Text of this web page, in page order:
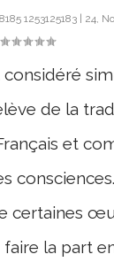
1253125183 24,
considéré
de la
et
certaines
faire la part